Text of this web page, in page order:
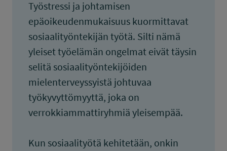
Työstressi ja johtamisen
epäoikeudenmukaisuus kuormittavat
sosiaalityöntekijän työtä. Silti nämä
yleiset työelämän ongelmat eivät täysin
selitä sosiaalityöntekijöiden
mielenterveyssyistä johtuvaa
työkyvyttömyyttä, joka on
verrokkiammattiryhmiä yleisempää.
Kun sosiaalityötä kehitetään, onkin